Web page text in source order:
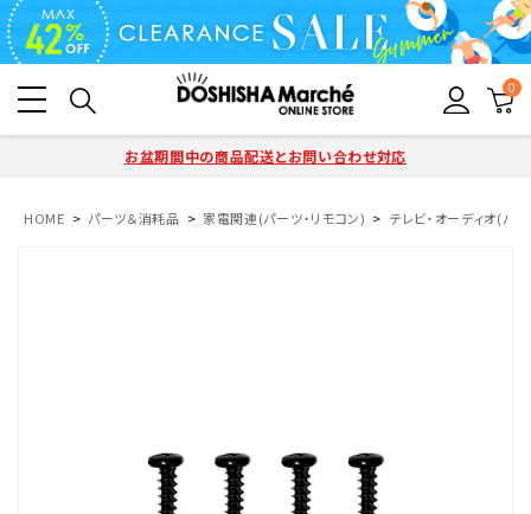
0
お盆期間中の商品配送とお問い合わせ対応
HOME パーツ＆消耗品 家電関連(パーツ・リモコン) テレビ・オーディオ(パ